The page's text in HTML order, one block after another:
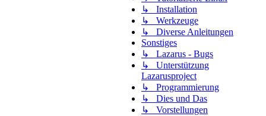
↳ Installation
↳ Werkzeuge
↳ Diverse Anleitungen
Sonstiges
↳ Lazarus - Bugs
↳ Unterstützung
Lazarusproject
↳ Programmierung
↳ Dies und Das
↳ Vorstellungen